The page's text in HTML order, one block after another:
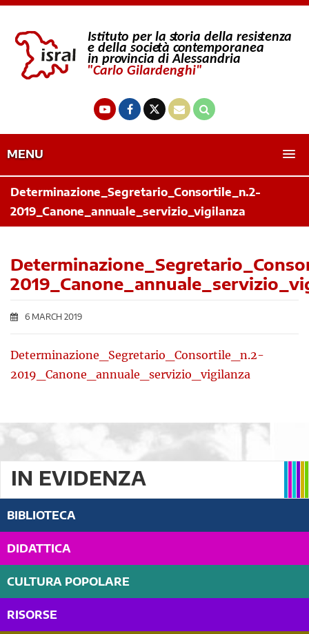
MENU
Determinazione_Segretario_Consortile_n.2-
2019_Canone_annuale_servizio_vigilanza
6 MARCH 2019
Determinazione_Segretario_Consortile_n.2-
2019_Canone_annuale_servizio_vigilanza
IN EVIDENZA
BIBLIOTECA
DIDATTICA
CULTURA POPOLARE
RISORSE